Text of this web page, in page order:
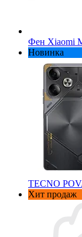
Фен Xiaomi
Новинка
TECNO
Хит продаж